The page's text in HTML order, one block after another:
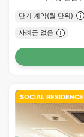
단기 계약(월 단위)
사례금 없음
SOCIAL RESIDENCE